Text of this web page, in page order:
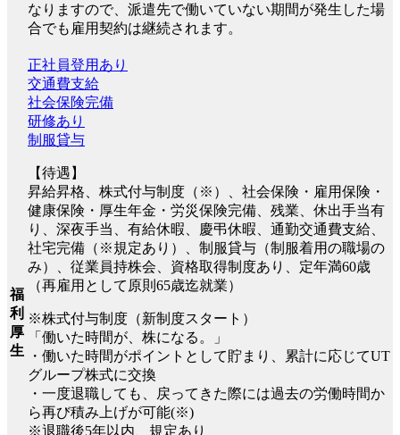
なりますので、派遣先で働いていない期間が発生した場
合でも雇用契約は継続されます。
福
利
厚
生
正社員登用あり
交通費支給
社会保険完備
研修あり
制服貸与
【待遇】
昇給昇格、株式付与制度（※）、社会保険・雇用保険・
健康保険・厚生年金・労災保険完備、残業、休出手当有
り、深夜手当、有給休暇、慶弔休暇、通勤交通費支給、
社宅完備（※規定あり）、制服貸与（制服着用の職場の
み）、従業員持株会、資格取得制度あり、定年満60歳
（再雇用として原則65歳迄就業）
※株式付与制度（新制度スタート）
「働いた時間が、株になる。」
・働いた時間がポイントとして貯まり、累計に応じてUT
グループ株式に交換
・一度退職しても、戻ってきた際には過去の労働時間か
ら再び積み上げが可能(※)
※退職後5年以内、規定あり